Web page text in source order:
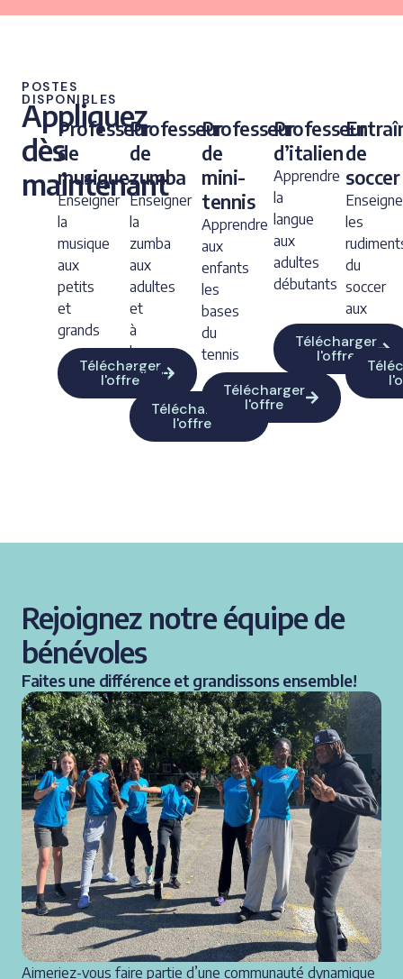
POSTES
DISPONIBLES
Appliquez
dès
maintenant
Professeur
de
musique
Enseigner
la
musique
aux
petits
et
grands
Télécharger
l'offre
Professeur
de
zumba
Enseigner
la
zumba
aux
adultes
et
à
la
famille
Télécharger
l'offre
Professeur
de
mini-
tennis
Apprendre
aux
enfants
les
bases
du
tennis
Télécharger
l'offre
Professeur
d’italien
Apprendre
la
langue
aux
adultes
débutants
Télécharger
l'offre
de
soccer
les
du
soccer
aux
Rejoignez notre équipe de
bénévoles
Faites une différence et grandissons ensemble!
Aimeriez-vous faire partie d’une communauté dynamique